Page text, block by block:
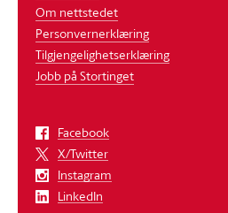
Om nettstedet
Personvernerklæring
Tilgjengelighetserklæring
Jobb på Stortinget
Facebook
X/Twitter
Instagram
LinkedIn